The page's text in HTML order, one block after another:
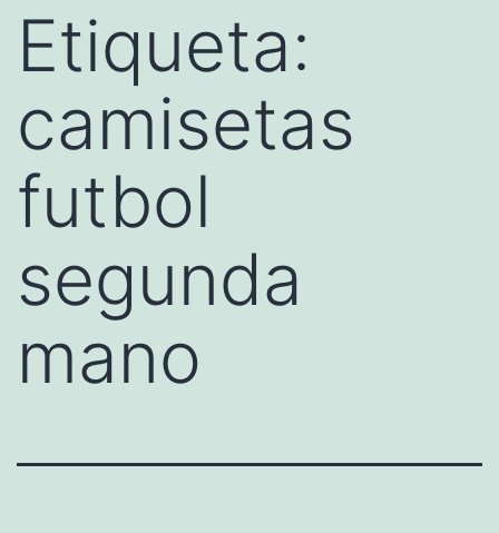
Etiqueta:
camisetas
futbol
segunda
mano